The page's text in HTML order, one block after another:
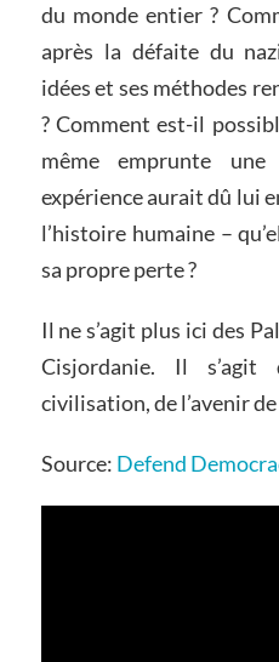
du monde entier ?
après la défaite du
idées et ses méthodes
? Comment est-il
même emprunte
expérience aurait dû lui
l’histoire humaine –
sa propre perte ?
Il ne s’agit plus ici des
Cisjordanie. Il
civilisation, de l’avenir
Source: Defend